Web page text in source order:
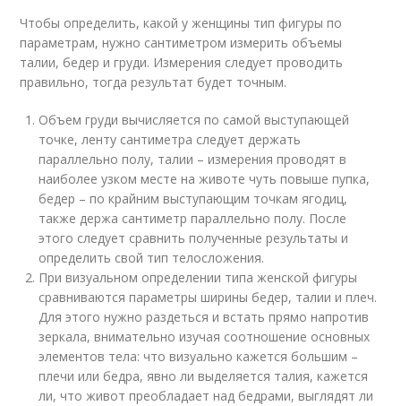
Чтобы определить, какой у женщины тип фигуры по
параметрам, нужно сантиметром измерить объемы
талии, бедер и груди. Измерения следует проводить
правильно, тогда результат будет точным.
Объем груди вычисляется по самой выступающей
точке, ленту сантиметра следует держать
параллельно полу, талии – измерения проводят в
наиболее узком месте на животе чуть повыше пупка,
бедер – по крайним выступающим точкам ягодиц,
также держа сантиметр параллельно полу. После
этого следует сравнить полученные результаты и
определить свой тип телосложения.
При визуальном определении типа женской фигуры
сравниваются параметры ширины бедер, талии и плеч.
Для этого нужно раздеться и встать прямо напротив
зеркала, внимательно изучая соотношение основных
элементов тела: что визуально кажется большим –
плечи или бедра, явно ли выделяется талия, кажется
ли, что живот преобладает над бедрами, выглядят ли